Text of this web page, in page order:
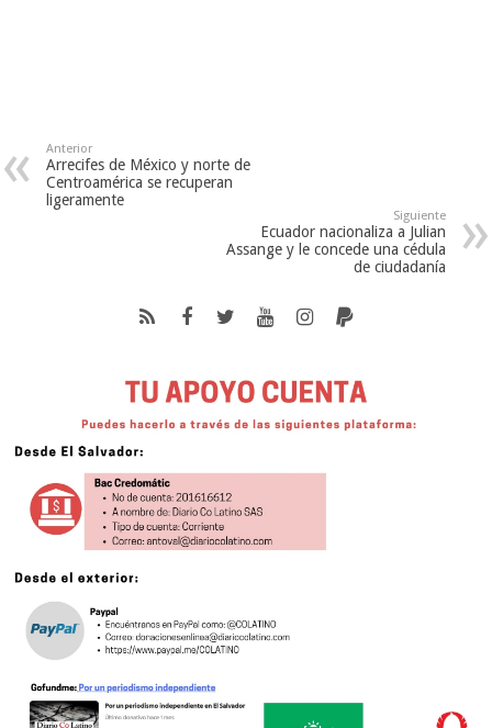
Anterior
Arrecifes de México y norte de
Centroamérica se recuperan
ligeramente
Siguiente
Ecuador nacionaliza a Julian
Assange y le concede una cédula
de ciudadanía